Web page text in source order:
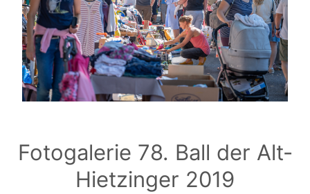
Fotogalerie 78. Ball der Alt-
Hietzinger 2019